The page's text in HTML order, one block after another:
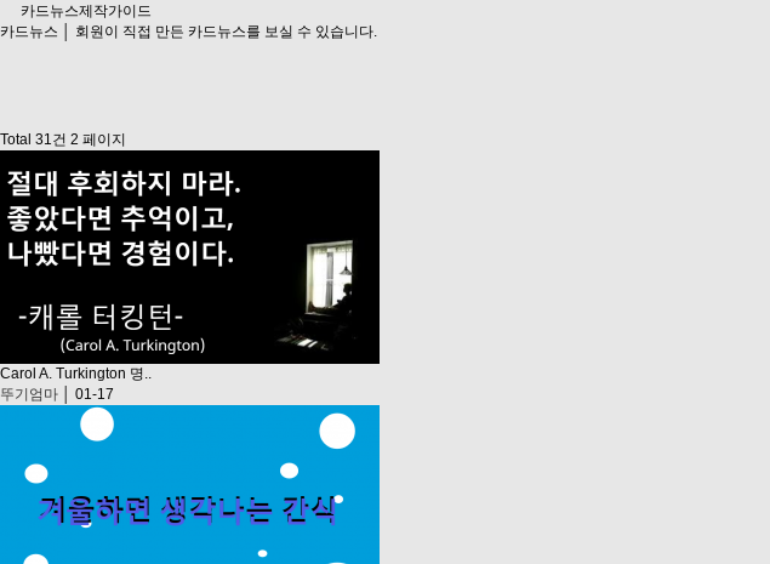
카드뉴스제작가이드
카드뉴스
│ 회원이 직접 만든 카드뉴스를 보실 수 있습니다.
Total 31건 2 페이지
Carol A. Turkington 명..
뚜기엄마 │ 01-17